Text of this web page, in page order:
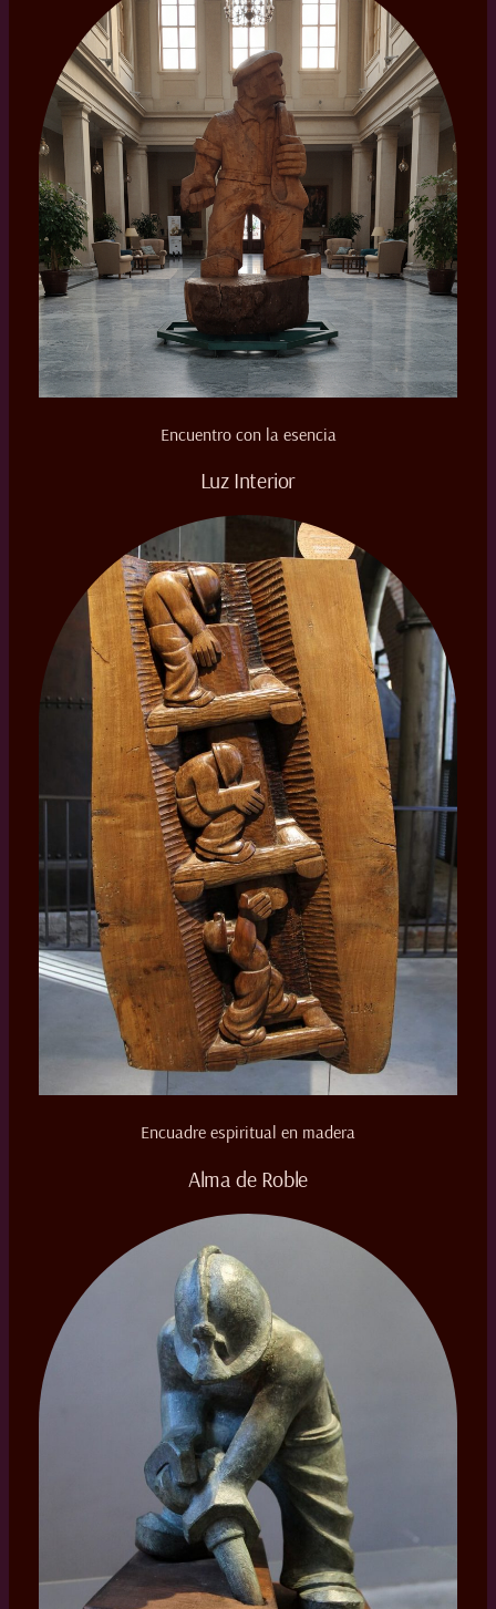
Encuentro con la esencia
Luz Interior
Encuadre espiritual en madera
Alma de Roble